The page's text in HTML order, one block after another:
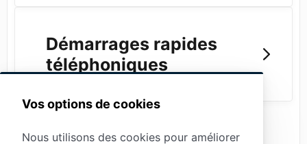
Vos options de cookies
Nous utilisons des cookies pour améliorer
Démarrages rapides
téléphoniques